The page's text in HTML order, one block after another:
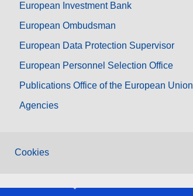
European Investment Bank
European Ombudsman
European Data Protection Supervisor
European Personnel Selection Office
Publications Office of the European Union
Agencies
Cookies